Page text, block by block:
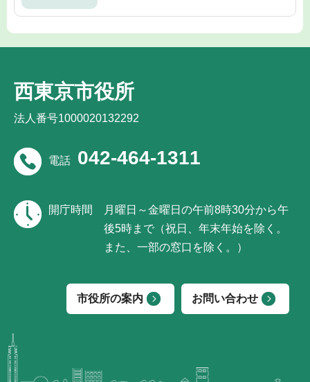
西東京市役所
法人番号1000020132292
電話 042-464-1311
開庁時間
月曜日～金曜日の午前8時30分から午
後5時まで（祝日、年末年始を除く。
また、一部の窓口を除く。）
市役所の案内 お問い合わせ